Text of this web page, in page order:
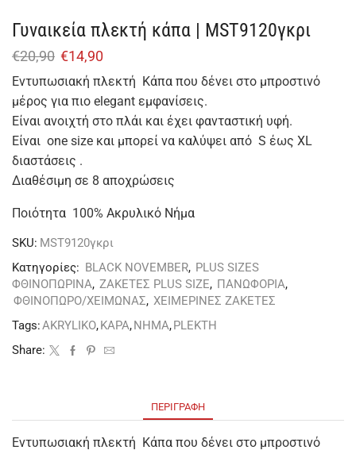
Γυναικεία πλεκτή κάπα | MST9120γκρι
€20,90 €14,90
Εντυπωσιακή πλεκτή Κάπα που δένει στο μπροστινό
μέρος για πιο elegant εμφανίσεις.
Είναι ανοιχτή στο πλάι και έχει φανταστική υφή.
Είναι one size και μπορεί να καλύψει από S έως XL
διαστάσεις .
Διαθέσιμη σε 8 αποχρώσεις
Ποιότητα 100% Ακρυλικό Nήμα
SKU: MST9120γκρι
Κατηγορίες: BLACK NOVEMBER, PLUS SIZES
ΦΘΙΝΟΠΩΡΙΝΑ, ΖΑΚΕΤΕΣ PLUS SIZE, ΠΑΝΩΦΟΡΙΑ,
ΦΘΙΝΟΠΩΡΟ/ΧΕΙΜΩΝΑΣ, ΧΕΙΜΕΡΙΝΕΣ ΖΑΚΕΤΕΣ
Tags:AKRYLIKO, KAPA, NHMA, PLEKTH
Share:
ΠΕΡΙΓΡΑΦΉ
Εντυπωσιακή πλεκτή Κάπα που δένει στο μπροστινό